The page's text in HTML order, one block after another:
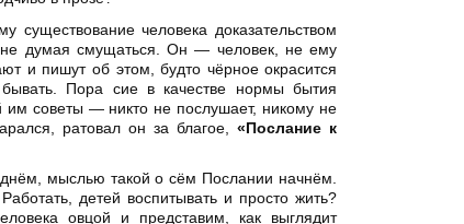
существование человека доказательством
думая смущаться. Он — человек, не ему
и пишут об этом, будто чёрное окрасится
Пора сие в качестве нормы бытия
советы — никто не послушает, никому не
ратовал он за благое,«Послание к
днём, мыслью такой о сём Послании начнём.
детей воспитывать и просто жить?
овцой и представим, как выглядит